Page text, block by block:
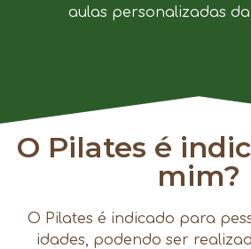
aulas personalizadas da
O Pilates é
mim?
O Pilates é indicado para
idades, podendo ser